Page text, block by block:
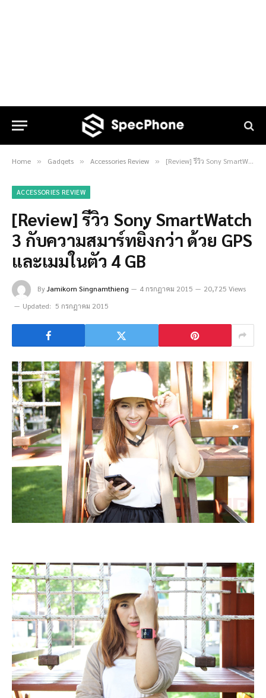
Home » Gadgets » Accessories Review » [Review] รีวิว Sony SmartWatch 3 กับความสมาร์ทยิ่งกว่า ด้วย GPS และเมมในตัว 4 GB
ACCESSORIES REVIEW
[Review] รีวิว Sony SmartWatch
3 กับความสมาร์ทยิ่งกว่า ด้วย GPS
และเมมในตัว 4 GB
ByJamikorn Singnamthieng 4 กรกฎาคม 2015
20,725 Views
Updated: 5 กรกฎาคม 2015